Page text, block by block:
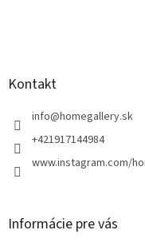
Kontakt
info@homegallery.sk
+421917144984
www.instagram.com/
Informácie pre vás